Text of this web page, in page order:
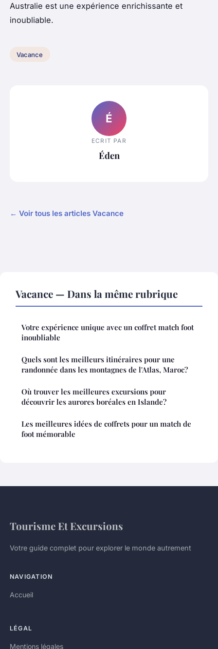
Australie est une expérience enrichissante et
inoubliable.
Vacance
É
ECRIT PAR
Éden
← Voir tous les articles Vacance
Vacance — Dans la même rubrique
Votre expérience unique avec un coffret match foot
inoubliable
Quels sont les meilleurs itinéraires pour une
randonnée dans les montagnes de l'Atlas, Maroc?
Où trouver les meilleures excursions pour
découvrir les aurores boréales en Islande?
Les meilleures idées de coffrets pour un match de
foot mémorable
Tourisme Et Excursions
Votre guide complet pour explorer le monde autrement
NAVIGATION
Accueil
LÉGAL
Mentions légales